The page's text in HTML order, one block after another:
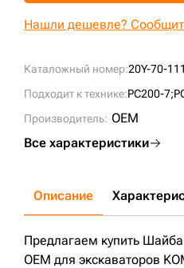
Каталожный номер:20Y-70-
Подходит к технике:PC200-7;
Производитель: OEM
Все характеристики
Нашли дешевле?
Описание
Предлагаем купить
OEM для экскаваторов